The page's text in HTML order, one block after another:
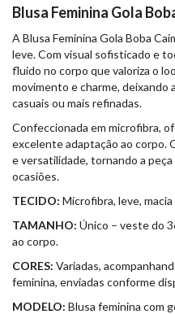
Blusa Feminina Gola
A Blusa Feminina Gola Boba
leve. Com visual sofisticado e
fluido no corpo que valoriza o
movimento e charme, deixando
casuais ou mais refinadas.
Confeccionada em microfibra,
excelente adaptação ao corpo.
e versatilidade, tornando a
ocasiões.
TECIDO: Microfibra, leve,
TAMANHO: Único – veste do
ao corpo.
CORES: Variadas,
feminina, enviadas conforme
MODELO: Blusa feminina com